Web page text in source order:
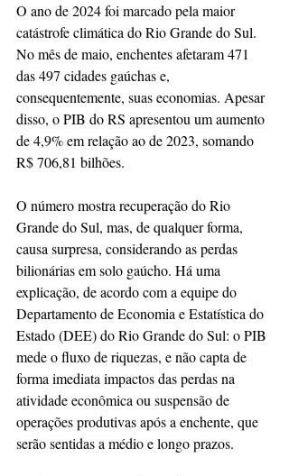
O ano de 2024 foi marcado pela maior
catástrofe climática do Rio Grande do Sul.
No mês de maio, enchentes afetaram 471
das 497 cidades gaúchas e,
consequentemente, suas economias. Apesar
disso, o PIB do RS apresentou um aumento
de 4,9% em relação ao de 2023, somando
R$ 706,81 bilhões.
O número mostra recuperação do Rio
Grande do Sul, mas, de qualquer forma,
causa surpresa, considerando as perdas
bilionárias em solo gaúcho. Há uma
explicação, de acordo com a equipe do
Departamento de Economia e Estatística do
Estado (DEE) do Rio Grande do Sul: o PIB
mede o fluxo de riquezas, e não capta de
forma imediata impactos das perdas na
atividade econômica ou suspensão de
operações produtivas após a enchente, que
serão sentidas a médio e longo prazos.